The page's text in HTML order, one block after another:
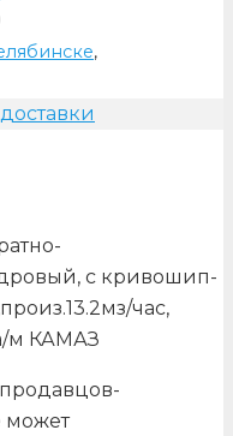
,
с кривошип-
час,
м КАМАЗ
может